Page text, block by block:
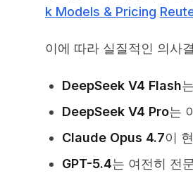
k Models & Pricing
이에 따라 실질적인 의사
DeepSeek V4 Flash
DeepSeek V4 Pro는
Claude Opus 4.7이
GPT-5.4는 여전히 전